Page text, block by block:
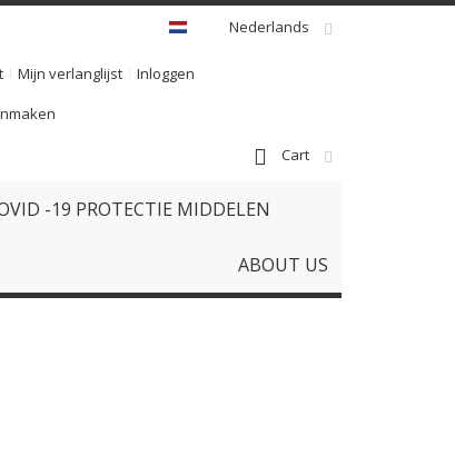
Nederlands
Mijn verlanglijst
Inloggen
Cart
-19 PROTECTIE MIDDELEN
ABOUT US